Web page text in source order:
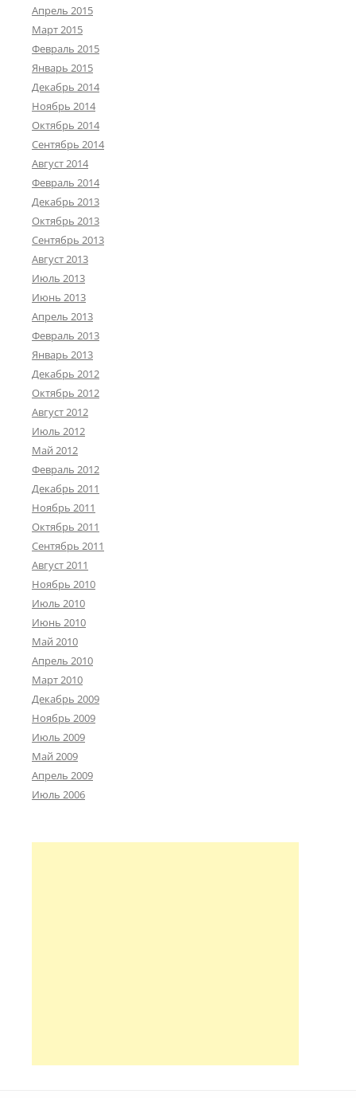
Апрель 2015
Март 2015
Февраль 2015
Январь 2015
Декабрь 2014
Ноябрь 2014
Октябрь 2014
Сентябрь 2014
Август 2014
Февраль 2014
Декабрь 2013
Октябрь 2013
Сентябрь 2013
Август 2013
Июль 2013
Июнь 2013
Апрель 2013
Февраль 2013
Январь 2013
Декабрь 2012
Октябрь 2012
Август 2012
Июль 2012
Май 2012
Февраль 2012
Декабрь 2011
Ноябрь 2011
Октябрь 2011
Сентябрь 2011
Август 2011
Ноябрь 2010
Июль 2010
Июнь 2010
Май 2010
Апрель 2010
Март 2010
Декабрь 2009
Ноябрь 2009
Июль 2009
Май 2009
Апрель 2009
Июль 2006